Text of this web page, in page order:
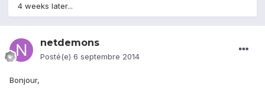
4 weeks later...
netdemons
Posté(e) 6 septembre 2014
Bonjour,